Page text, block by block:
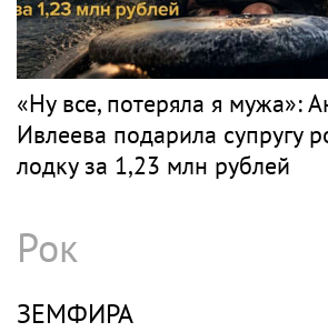
«Ну все, потеряла я мужа»:
Ивлеева подарила супругу
лодку за 1,23 млн рублей
Рок
ЗЕМФИРА